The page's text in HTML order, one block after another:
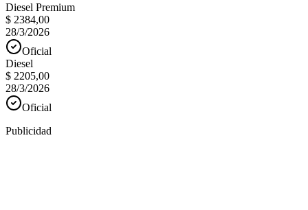
Diesel Premium
$ 2384,00
28/3/2026
Oficial
Diesel
$ 2205,00
28/3/2026
Oficial
Publicidad